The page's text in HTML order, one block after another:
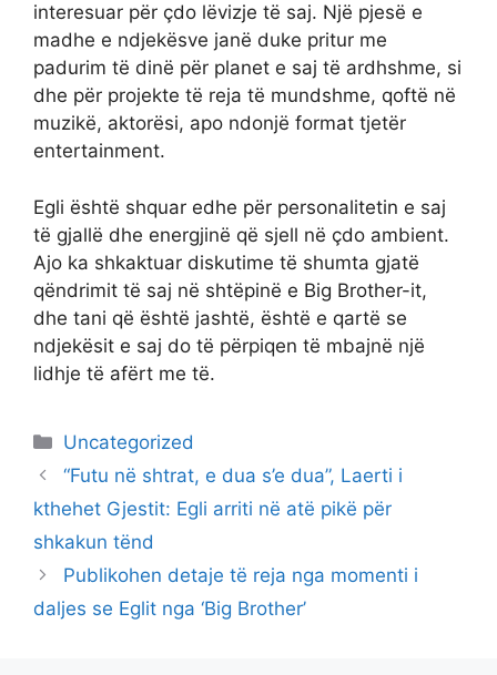
interesuar për çdo lëvizje të saj. Një pjesë e
madhe e ndjekësve janë duke pritur me
padurim të dinë për planet e saj të ardhshme, si
dhe për projekte të reja të mundshme, qoftë në
muzikë, aktorësi, apo ndonjë format tjetër
entertainment.
Egli është shquar edhe për personalitetin e saj
të gjallë dhe energjinë që sjell në çdo ambient.
Ajo ka shkaktuar diskutime të shumta gjatë
qëndrimit të saj në shtëpinë e Big Brother-it,
dhe tani që është jashtë, është e qartë se
ndjekësit e saj do të përpiqen të mbajnë një
lidhje të afërt me të.
Categories
Uncategorized
“Futu në shtrat, e dua s’e dua”, Laerti i
kthehet Gjestit: Egli arriti në atë pikë për
shkakun tënd
Publikohen detaje të reja nga momenti i
daljes se Eglit nga ‘Big Brother’